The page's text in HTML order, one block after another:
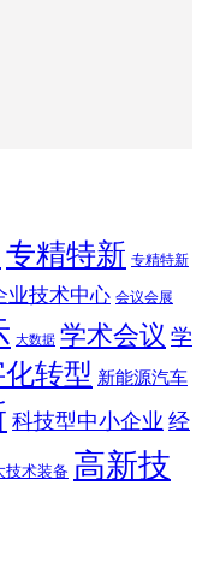
专精特新 专精特新
业技术中心 会议会展
大数据 学术会议 学
转型 新能源汽车
科技型中小企业 经
技术装备 高新技